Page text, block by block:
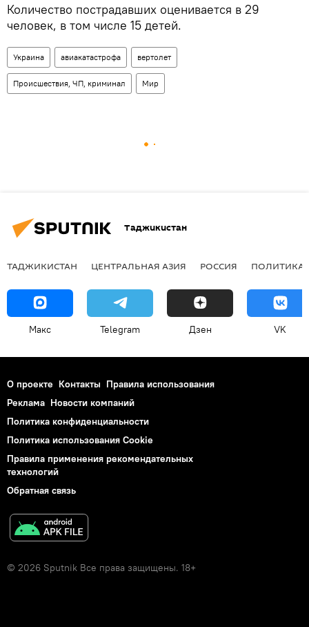
Количество пострадавших оценивается в 29
человек, в том числе 15 детей.
Украина авиакатастрофа вертолет
Происшествия, ЧП, криминал Мир
Таджикистан
ТАДЖИКИСТАН ЦЕНТРАЛЬНАЯ АЗИЯ РОССИЯ ПОЛИТИКА
Макс Telegram Дзен VK
О проекте Контакты Правила использования
Реклама Новости компаний
Политика конфиденциальности
Политика использования Cookie
Правила применения рекомендательных
технологий
Обратная связь
© 2026 Sputnik Все права защищены. 18+